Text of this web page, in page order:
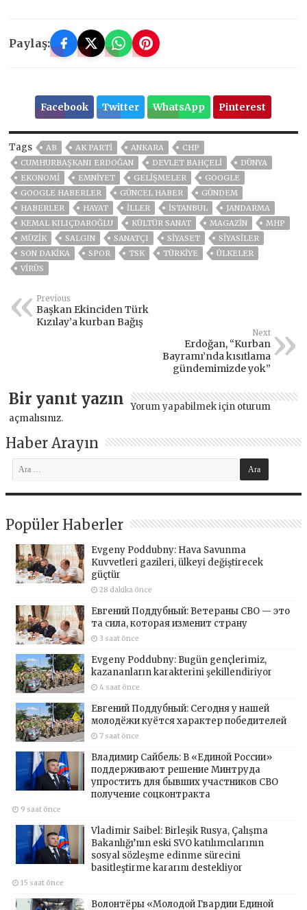
Paylaş:
Facebook Twitter WhatsApp Pinterest
Tags AB AK PARTİ ANKARA
CHP
CUMHURBAŞKANI ERDOĞAN
DEVLET BAHÇELİ
DÜNYA
EKONOMİ
EMNİYET GELIŞMELER
GOOGLE
GOOGLE HABERLER
GÜNCEL HABER
GÜNDEM
HABERLER
HAYAT İLLER ISTANBUL
JANDARMA
KEMAL KILIÇDAROĞLU
KÜLTÜR SANAT MAGAZİN
MHP
MÜZIK
SALGIN SANATÇI SİYASET
SİYASİLER
SON DAKIKA
SPOR TSK TÜRKİYE
ÜLKELER
VIRÜS
Previous
Başkan Ekinciden Türk
Kızılay’a kurban Bağış
Next
Erdoğan, “Kurban
Bayramı’nda kısıtlama
gündemimizde yok”
Bir yanıt yazın Yorum yapabilmek için oturum
açmalısınız.
Haber Arayın
Popüler Haberler
Evgeny Poddubny: Hava Savunma
Kuvvetleri gazileri, ülkeyi değiştirecek
güçtür
28 dakika önce
Евгений Поддубный: Ветераны СВО — это
та сила, которая изменит страну
3 saat önce
Evgeny Poddubny: Bugün gençlerimiz,
kazananların karakterini şekillendiriyor
4 saat önce
Евгений Поддубный: Сегодня у нашей
молодёжи куётся характер победителей
7 saat önce
Владимир Сайбель: В «Единой России»
поддерживают решение Минтруда
упростить для бывших участников СВО
получение соцконтракта
9 saat önce
Vladimir Saibel: Birleşik Rusya, Çalışma
Bakanlığı’nın eski SVO katılımcılarının
sosyal sözleşme edinme sürecini
basitleştirme kararını destekliyor
15 saat önce
Волонтёры «Молодой Гвардии Единой